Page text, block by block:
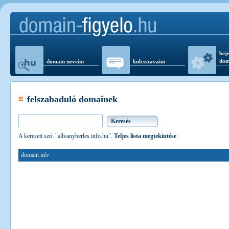
domain neveim kulcsszavaim
felszabaduló domainek
A keresett szó: "allvanyberles.info.hu". Teljes lista megtekintése
domain név